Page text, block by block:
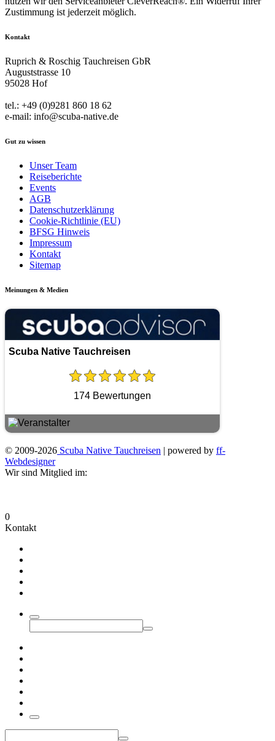
Zustimmung ist jederzeit möglich.
Kontakt
Ruprich & Roschig Tauchreisen GbR
Auguststrasse 10
95028 Hof
tel.: +49 (0)9281 860 18 62
e-mail: info@scuba-native.de
Gut zu wissen
Unser Team
Reiseberichte
Events
AGB
Datenschutzerklärung
Cookie-Richtlinie (EU)
BFSG Hinweis
Impressum
Kontakt
Sitemap
Meinungen & Medien
Scuba Native Tauchreisen
174 Bewertungen
© 2009-2026 Scuba Native Tauchreisen | powered by ff-
Webdesigner
Wir sind Mitglied im:
0
Kontakt